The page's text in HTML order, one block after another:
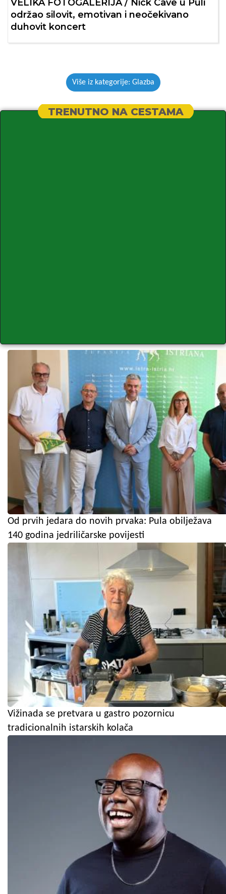
VELIKA FOTOGALERIJA / Nick Cave u Puli
održao silovit, emotivan i neočekivano
duhovit koncert
Više iz kategorije: Glazba
TRENUTNO NA CESTAMA
Od prvih jedara do novih prvaka: Pula obilježava
140 godina jedriličarske povijesti
Vižinada se pretvara u gastro pozornicu
tradicionalnih istarskih kolača